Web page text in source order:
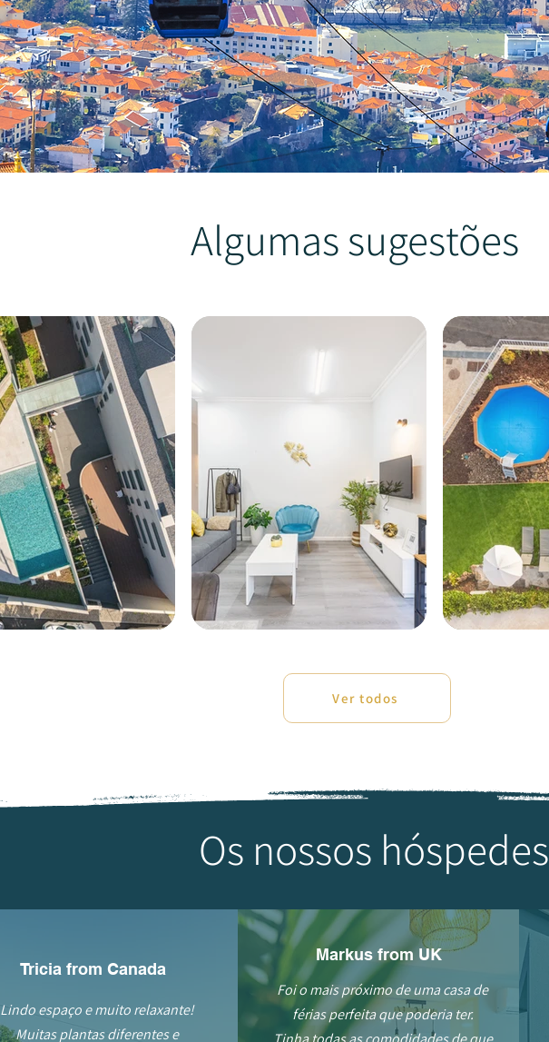
Algumas sugestões
Ver todos
Os nossos hóspedes
Tricia from Canada
Lindo espaço e muito relaxante!
Muitas plantas diferentes e
Markus from UK
Foi o mais próximo de uma casa de
férias perfeita que poderia ter.